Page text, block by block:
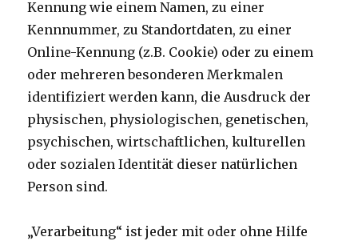
Kennung wie einem Namen, zu einer
Kennnummer, zu Standortdaten, zu einer
Online-Kennung (z.B. Cookie) oder zu einem
oder mehreren besonderen Merkmalen
identifiziert werden kann, die Ausdruck der
physischen, physiologischen, genetischen,
psychischen, wirtschaftlichen, kulturellen
oder sozialen Identität dieser natürlichen
Person sind.
„Verarbeitung“ ist jeder mit oder ohne Hilfe